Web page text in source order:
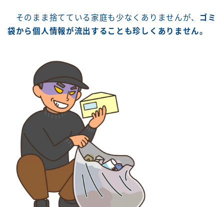
そのまま捨てている家庭も少なくありませんが、 ゴミ
袋から個人情報が流出することも珍しくありません。